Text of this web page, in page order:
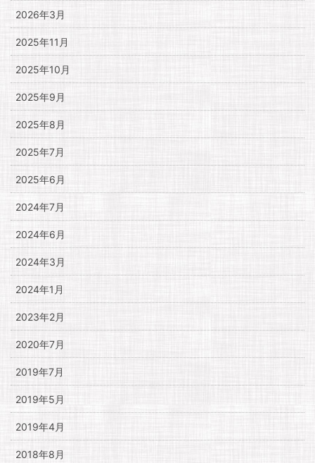
2026年3月
2025年11月
2025年10月
2025年9月
2025年8月
2025年7月
2025年6月
2024年7月
2024年6月
2024年3月
2024年1月
2023年2月
2020年7月
2019年7月
2019年5月
2019年4月
2018年8月